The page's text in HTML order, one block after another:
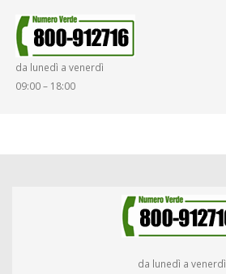
da lunedì a venerdì
09:00 – 18:00
da lunedì a venerdì